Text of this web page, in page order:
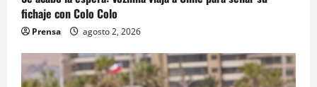
fichaje con Colo Colo
Prensa agosto 2, 2026